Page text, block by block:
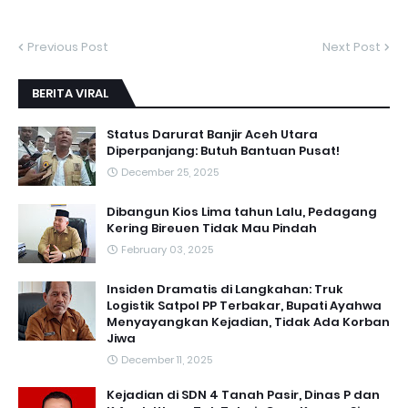
Previous Post Next Post
BERITA VIRAL
Status Darurat Banjir Aceh Utara
Diperpanjang: Butuh Bantuan Pusat!
December 25, 2025
Dibangun Kios Lima tahun Lalu, Pedagang
Kering Bireuen Tidak Mau Pindah
February 03, 2025
Insiden Dramatis di Langkahan: Truk
Logistik Satpol PP Terbakar, Bupati Ayahwa
Menyayangkan Kejadian, Tidak Ada Korban
Jiwa
December 11, 2025
Kejadian di SDN 4 Tanah Pasir, Dinas P dan